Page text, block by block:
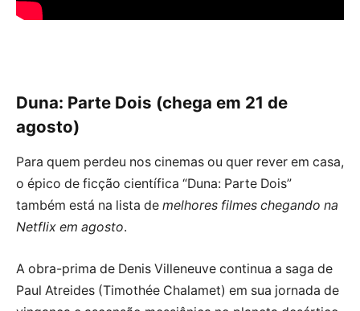
Duna: Parte Dois (chega em 21 de
agosto)
Para quem perdeu nos cinemas ou quer rever em casa,
o épico de ficção científica “Duna: Parte Dois”
também está na lista de melhores filmes chegando na
Netflix em agosto.
A obra-prima de Denis Villeneuve continua a saga de
Paul Atreides (Timothée Chalamet) em sua jornada de